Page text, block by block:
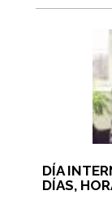
DÍA
DÍAS,